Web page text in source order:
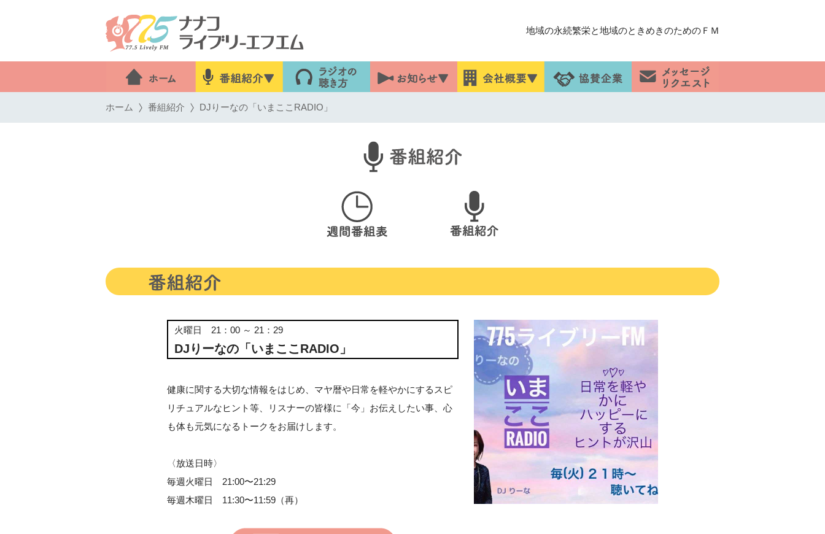
地域の永続繁栄と地域のときめきのためのＦＭ
ホーム 番組紹介 DJりーなの「いまここRADIO」
火曜日 21：00 ～ 21：29
DJりーなの「いまここRADIO」
健康に関する大切な情報をはじめ、マヤ暦や日常を軽やかにするスピ
リチュアルなヒント等、リスナーの皆様に「今」お伝えしたい事、心
も体も元気になるトークをお届けします。
〈放送日時〉
毎週火曜日 21:00〜21:29
毎週木曜日 11:30〜11:59（再）